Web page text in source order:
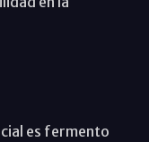
es fermento